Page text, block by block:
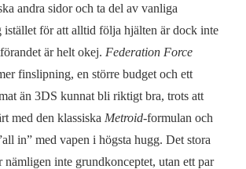
andra sidor och ta del av vanliga
istället för att alltid följa hjälten är dock inte
är helt okej. Federation Force
finslipning, en större budget och ett
än 3DS kunnat bli riktigt bra, trots att
med den klassiska Metroid-formulan och
in” med vapen i högsta hugg. Det stora
nämligen inte grundkonceptet, utan ett par